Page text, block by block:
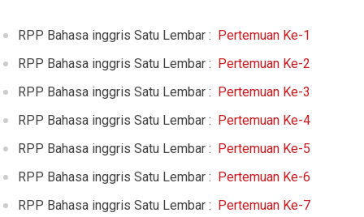
RPP Bahasa inggris Satu Lembar :
Pertemuan Ke-1
RPP Bahasa inggris Satu Lembar :
Pertemuan Ke-2
RPP Bahasa inggris Satu Lembar :
Pertemuan Ke-3
RPP Bahasa inggris Satu Lembar :
Pertemuan Ke-4
RPP Bahasa inggris Satu Lembar :
Pertemuan Ke-5
RPP Bahasa inggris Satu Lembar :
Pertemuan Ke-6
RPP Bahasa inggris Satu Lembar :
Pertemuan Ke-7